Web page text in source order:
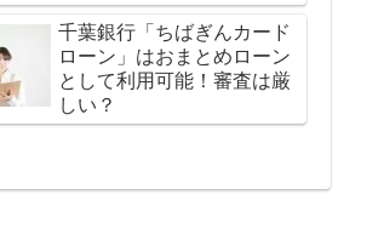
千葉銀行「ちばぎんカード
ローン」はおまとめローン
として利用可能！審査は厳
しい？